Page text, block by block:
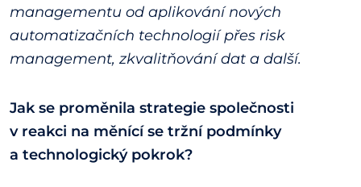
managementu od aplikování nových
automatizačních technologií přes risk
management, zkvalitňování dat a další.
Jak se proměnila strategie společnosti
v reakci na měnící se tržní podmínky
a technologický pokrok?